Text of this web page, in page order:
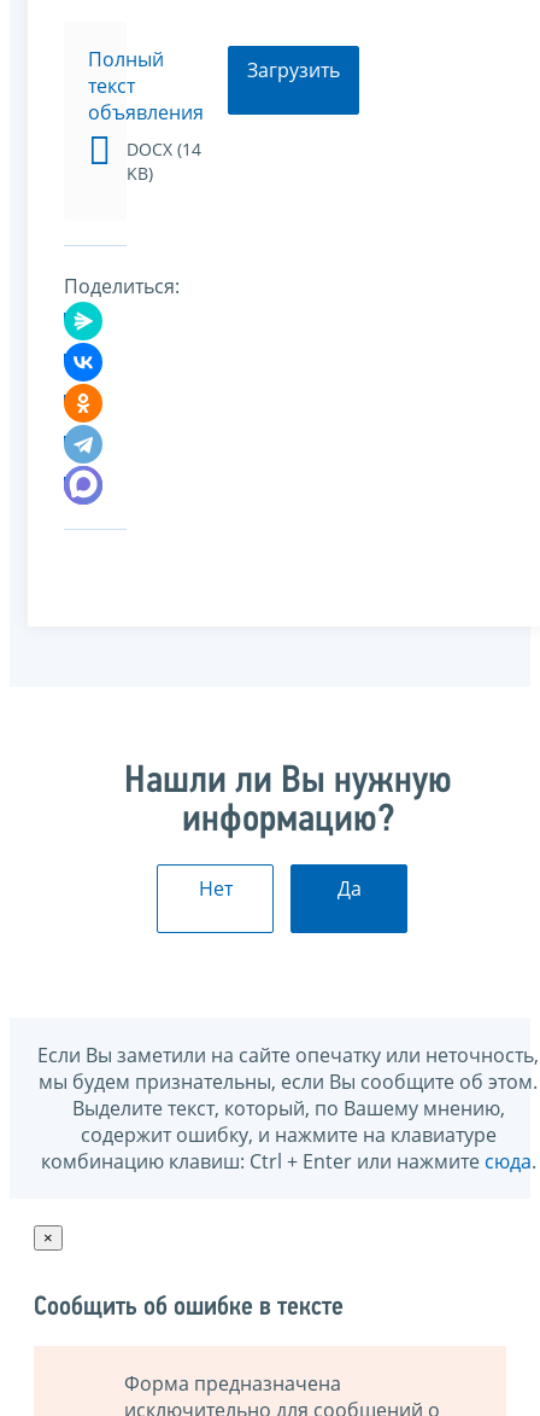
Полный
текст
объявления
DOCX (14
KB)
Загрузить
Поделиться:
Нашли ли Вы нужную
информацию?
Нет Да
Если Вы заметили на сайте опечатку или неточность,
мы будем признательны, если Вы сообщите об этом.
Выделите текст, который, по Вашему мнению,
содержит ошибку, и нажмите на клавиатуре
комбинацию клавиш: Ctrl + Enter или нажмите сюда.
×
Сообщить об ошибке в тексте
Форма предназначена
исключительно для сообщений о